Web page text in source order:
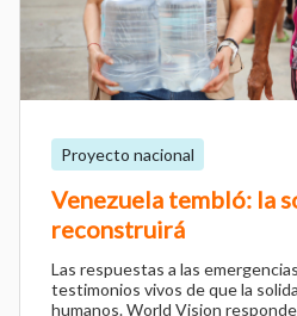
Proyecto nacional
Venezuela tembló: la
reconstruirá
Las respuestas a las
testimonios vivos de que la
humanos. World Vision